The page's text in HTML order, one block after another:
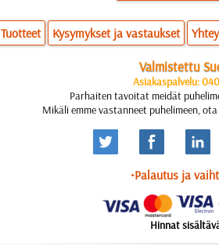
Tuotteet Kysymykset ja vastaukset
Valmistettu
Asiakaspalvelu:
Parhaiten tavoitat meidät
Mikäli emme vastanneet puhelimeen,
•Palautus ja
Hinnat